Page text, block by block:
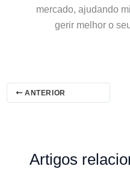
mercado, ajudando
gerir melhor o
ANTERIOR
Artigos